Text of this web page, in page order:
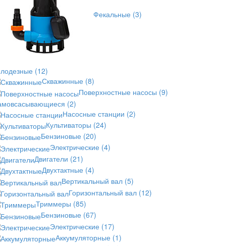
Фекальные (3)
(12)
Скважинные (8)
Поверхностные насосы (9)
(2)
Насосные станции (2)
Культиваторы (24)
Бензиновые (20)
Электрические (4)
Двигатели (21)
Двухтактные (4)
Вертикальный вал (5)
Горизонтальный вал (12)
Триммеры (85)
Бензиновые (67)
Электрические (17)
Аккумуляторные (1)